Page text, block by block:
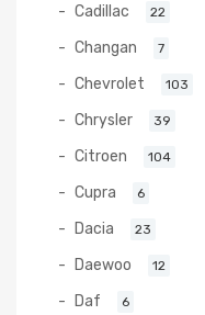
Cadillac 22
Changan 7
Chevrolet 103
Chrysler 39
Citroen 104
Cupra 6
Dacia 23
Daewoo 12
Daf 6